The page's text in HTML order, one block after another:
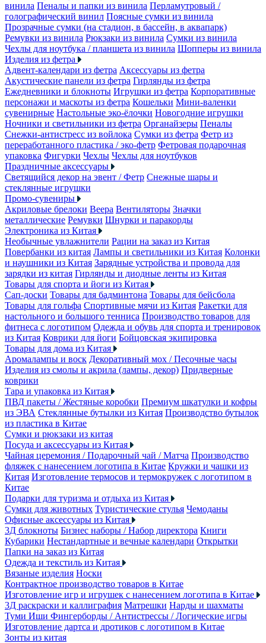
винила Пеналы и папки из винила Перламутровый /
голографический винил Поясные сумки из винила
Прозрачные сумки (на стадион, в бассейн, в аквапарк)
Ремувки из винила Рюкзаки из винила Сумки из винила
Чехлы для ноутбука / планшета из винила Шопперы из винила
Изделия из фетра
Адвент-календари из фетра Аксессуары из фетра
Акустические панели из фетра Гирлянды из фетра
Ежедневники и блокноты Игрушки из фетра Корпоративные
персонажи и маскоты из фетра Кошельки Мини-валенки
сувенирные Настольные эко-ёлочки Новогодние игрушки
Ночники и светильники из фетра Органайзеры Пеналы
Снежки-антистресс из войлока Сумки из фетра Фетр из
переработанного пластика / эко-фетр Фетровая подарочная
упаковка Фигурки Чехлы Чехлы для ноутбуков
Праздничные аксессуары
Светящийся декор на эвент / Фетр Снежные шары и
стеклянные игрушки
Промо-сувениры
Акриловые брелоки Веера Вентиляторы Значки
металлические Ремувки Шнурки и паракорды
Электроника из Китая
Необычные увлажнители Рации на заказ из Китая
Повербанки из китая Лампы и светильники из Китая Колонки
и наушники из Китая Зарядные устройства и провода для
зарядки из китая Гирлянды и диодные ленты из Китая
Товары для спорта и йоги из Китая
Сап-доски Товары для бадминтона Товары для бейсбола
Товары для гольфа Спортивные мячи из Китая Ракетки для
настольного и большого тенниса Производство товаров для
фитнеса с логотипом Одежда и обувь для спорта и тренировок
из Китая Коврики для йоги Бойцовская экипировка
Товары для дома из Китая
Аромалампы и воск Декоративный мох / Песочные часы
Изделия из смолы и акрила (лампы, декор) Придверные
коврики
Тара и упаковка из Китая
ПВД пакеты / Жестяные коробки Премиум шкатулки и кофры
из ЭВА Стеклянные бутылки из Китая Производство бутылок
из пластика в Китае
Сумки и рюкзаки из китая
Посуда и аксессуары из Китая
Чайная церемония / Подарочный чай / Матча Производство
фляжек с нанесением логотипа в Китае Кружки и чашки из
Китая Изготовление термосов и термокружек с логотипом в
Китае
Подарки для туризма и отдыха из Китая
Сумки для животных Туристические стулья Чемоданы
Офисные аксессуары из Китая
3Д блокноты Бизнес наборы / Набор директора Книги
Кубарики Нестандартные и вечные календари Открытки
Папки на заказ из Китая
Одежда и текстиль из Китая
Вязаные изделия Носки
Контрактное производство товаров в Китае
Изготовление игр и игрушек с нанесением логотипа в Китае
3Д раскраски и каллиграфия Матрешки Нарды и шахматы
Туми Иши Фингерборды / Антистрессы / Логические игры
Изготовление дартса и дротиков с логотипом в Китае
Зонты из китая